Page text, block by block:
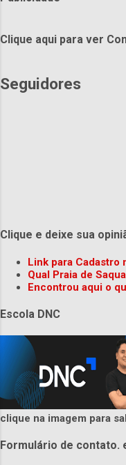
Clique aqui para ver
Seguidores
Clique e deixe sua
Link para Cadastro
Qual Praia de
Encontrou aqui o
Escola DNC
clique na imagem para
Formulário de contato.